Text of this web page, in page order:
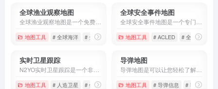
全球渔业观察地图
地图工具 # 全球海洋 # 全球渔业观察地图 # 海洋渔业
全球安全事件地图
地图工具 # ACLED # 全球安全事
实时卫星跟踪
地图工具 # 人造卫星 # 位置 # 卫星
导弹地图
地图工具 # 导弹信息 # 导弹地图